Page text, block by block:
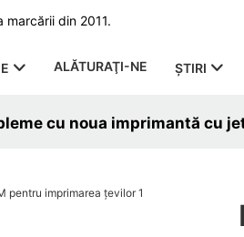
din 2011.
ALĂTURAŢI-NE ŞTIRI
cu noua imprimantă cu